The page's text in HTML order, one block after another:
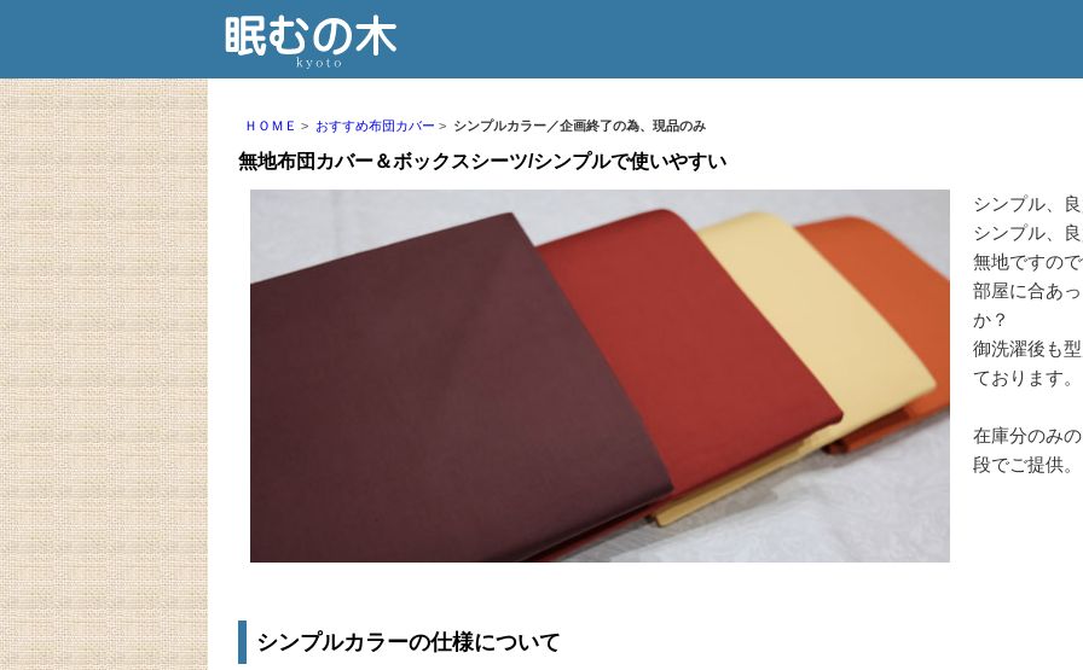
ＨＯＭＥ おすすめ布団カバー シンプルカラー／企画終了の為、現品のみ
無地布団カバー＆ボックスシーツ/シンプルで使いやすい
シンプル、
シンプル、
無地ですの
部屋に合あ
か？
御洗濯後も
ております。
在庫分のみ
段でご提供。
シンプルカラーの仕様について